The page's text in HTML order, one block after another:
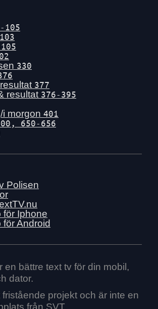
105
330
377
resultat 376-395
i morgon 401
650-656
Polisen
för Iphone
för Android
en bättre text tv för din mobil,
dator.
fristående projekt och är inte en
från SVT.